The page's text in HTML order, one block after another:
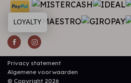
Privacy statement
Algemene voorwaarden
© Copyright 2026
LOYALTY